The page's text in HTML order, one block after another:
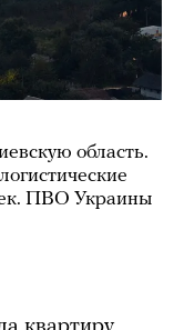
область.
ПВО Украины